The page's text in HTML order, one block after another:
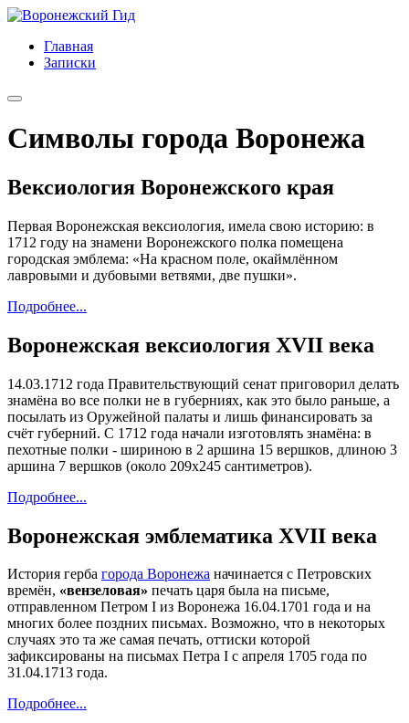
Главная
Записки
Символы города Воронежа
Вексиология Воронежского края
Первая Воронежская вексиология, имела свою историю: в
1712 году на знамени Воронежского полка помещена
городская эмблема: «На красном поле, окаймлённом
лавровыми и дубовыми ветвями, две пушки».
Подробнее...
Воронежская вексиология XVII века
14.03.1712 года Правительствующий сенат приговорил делать
знамёна во все полки не в губерниях, как это было раньше, а
посылать из Оружейной палаты и лишь финансировать за
счёт губерний. С 1712 года начали изготовлять знамёна: в
пехотные полки - шириною в 2 аршина 15 вершков, длиною 3
аршина 7 вершков (около 209х245 сантиметров).
Подробнее...
Воронежская эмблематика XVII века
История герба города Воронежа начинается с Петровских
времён, «вензеловая» печать царя была на письме,
отправленном Петром I из Воронежа 16.04.1701 года и на
многих более поздних письмах. Возможно, что в некоторых
случаях это та же самая печать, оттиски которой
зафиксированы на письмах Петра I с апреля 1705 года по
31.04.1713 года.
Подробнее...